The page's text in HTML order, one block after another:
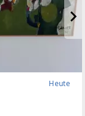
Heute